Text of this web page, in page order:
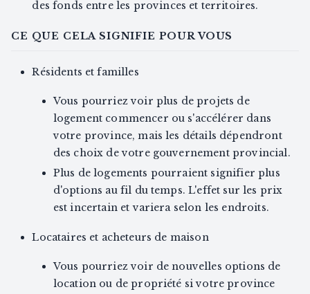
des fonds entre les provinces et territoires.
CE QUE CELA SIGNIFIE POUR VOUS
Résidents et familles
Vous pourriez voir plus de projets de
logement commencer ou s'accélérer dans
votre province, mais les détails dépendront
des choix de votre gouvernement provincial.
Plus de logements pourraient signifier plus
d'options au fil du temps. L'effet sur les prix
est incertain et variera selon les endroits.
Locataires et acheteurs de maison
Vous pourriez voir de nouvelles options de
location ou de propriété si votre province